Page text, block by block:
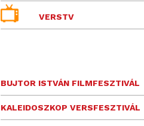
VERSTV
BUJTOR ISTVÁN FILMFESZTIVÁL
KALEIDOSZKOP VERSFESZTIVÁL